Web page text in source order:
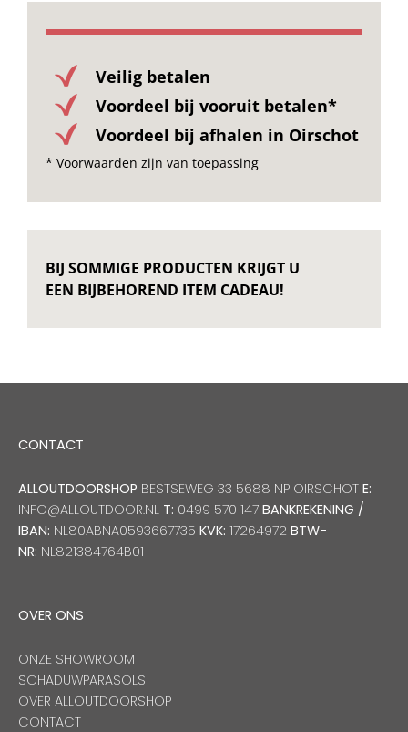
Veilig betalen
Voordeel bij vooruit betalen*
Voordeel bij afhalen in Oirschot
* Voorwaarden zijn van toepassing
BIJ SOMMIGE PRODUCTEN KRIJGT U
EEN BIJBEHOREND ITEM CADEAU!
CONTACT
ALLOUTDOORSHOP BESTSEWEG 33 5688 NP OIRSCHOT E:
INFO@ALLOUTDOOR.NL T: 0499 570 147 BANKREKENING /
IBAN: NL80ABNA0593667735 KVK: 17264972 BTW-
NR: NL821384764B01
OVER ONS
ONZE SHOWROOM
SCHADUWPARASOLS
OVER ALLOUTDOORSHOP
CONTACT